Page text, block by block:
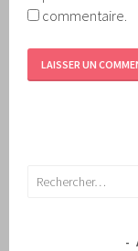
commentaire.
Rechercher :